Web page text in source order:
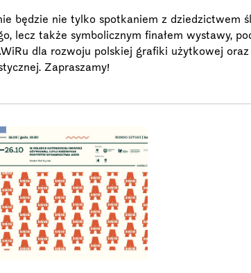
będzie nie tylko spotkaniem z dziedzictwem
lecz także symbolicznym finałem wystawy,
dla rozwoju polskiej grafiki użytkowej
Zapraszamy!